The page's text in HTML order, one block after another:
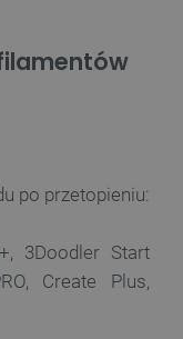
po przetopieniu:
3Doodler Start
Create Plus,